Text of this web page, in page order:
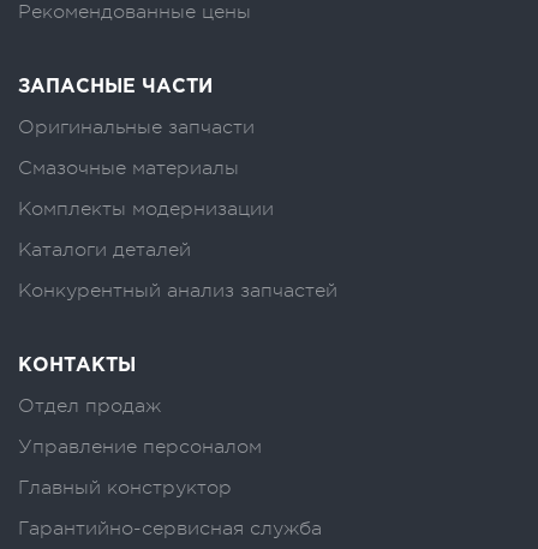
Рекомендованные цены
ЗАПАСНЫЕ ЧАСТИ
Оригинальные запчасти
Смазочные материалы
Комплекты модернизации
Каталоги деталей
Конкурентный анализ запчастей
КОНТАКТЫ
Отдел продаж
Управление персоналом
Главный конструктор
Гарантийно-сервисная служба